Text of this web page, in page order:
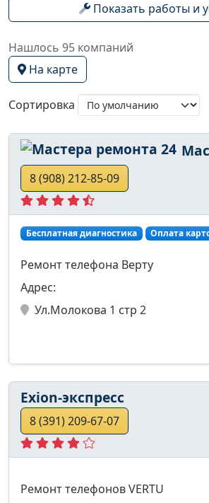
Показать работы и
Нашлось 95 компаний
На карте
Сортировка
8 (908) 212-85-09
Бесплатная диагностика Оплата
Ремонт телефона Верту
Адрес:
Ул.Молокова 1 стр 2
Exion-экспресс
8 (391) 209-67-07
Ремонт телефонов VERTU